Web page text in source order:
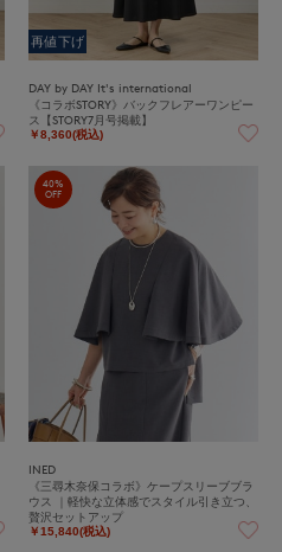
再値下げ
DAY by DAY It's international
《コラボSTORY》バックフレアーワンピー
ス【STORY7月号掲載】
￥8,360(税込)
40%
OFF
INED
《三尋木奈保コラボ》ケープスリーブブラ
ウス ｜軽快な立体感でスタイル引き立つ、
贅沢セットアップ
￥15,840(税込)